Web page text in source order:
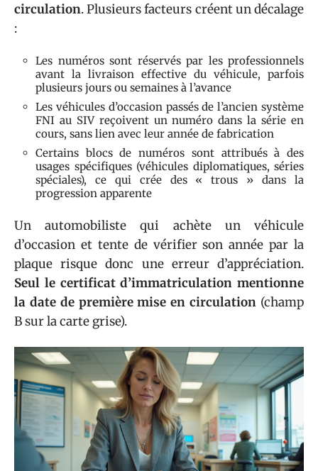
circulation. Plusieurs facteurs créent un décalage
:
Les numéros sont réservés par les professionnels
avant la livraison effective du véhicule, parfois
plusieurs jours ou semaines à l’avance
Les véhicules d’occasion passés de l’ancien système
FNI au SIV reçoivent un numéro dans la série en
cours, sans lien avec leur année de fabrication
Certains blocs de numéros sont attribués à des
usages spécifiques (véhicules diplomatiques, séries
spéciales), ce qui crée des « trous » dans la
progression apparente
Un automobiliste qui achète un véhicule
d’occasion et tente de vérifier son année par la
plaque risque donc une erreur d’appréciation.
Seul le certificat d’immatriculation mentionne
la date de première mise en circulation (champ
B sur la carte grise).